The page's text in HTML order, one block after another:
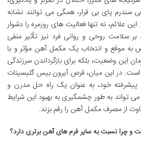
سندرم پای بی قرار، همگی می توانند نشانه
علائم، نه تنها فعالیت های روزمره را دشوار
بر سلامت روحی و روانی فرد نیز تأثیر منفی
به موقع و انتخاب یک مکمل آهن مؤثر و با
این وضعیت، بلکه برای بازگرداندن سرزندگی
در این میان، قرص آیرون بیس گلیسینات
پیشرفته خود، به عنوان یک راه حل مدرن و
تواند به طور چشمگیری به بهبود این شرایط
از مصرف مکمل آهن را رقم بزند.
و چرا نسبت به سایر فرم های آهن برتری دارد؟